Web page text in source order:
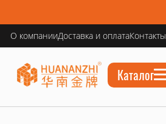
О компанииДоставка и оплатаКонтакты
Каталог